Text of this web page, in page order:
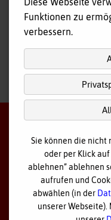
Tagespflege
Hausnotruf
2026 Bayerisches
Funktionen zu
verbessern.
Sie können die nicht
oder per Klick
ablehnen” ablehnen
aufrufen und
abwählen (in der
unserer